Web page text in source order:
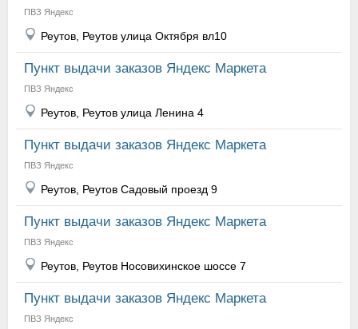
ПВЗ Яндекс
Реутов, Реутов улица Октября вл10
Пункт выдачи заказов Яндекс Маркета
ПВЗ Яндекс
Реутов, Реутов улица Ленина 4
Пункт выдачи заказов Яндекс Маркета
ПВЗ Яндекс
Реутов, Реутов Садовый проезд 9
Пункт выдачи заказов Яндекс Маркета
ПВЗ Яндекс
Реутов, Реутов Носовихинское шоссе 7
Пункт выдачи заказов Яндекс Маркета
ПВЗ Яндекс